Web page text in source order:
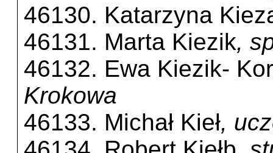
46130. Katarzyna
46131. Marta Kiezik,
46132. Ewa Kiezik-
Krokowa
46133. Michał Kieł,